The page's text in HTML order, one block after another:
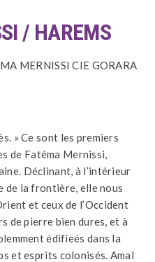
/ HAREMS
MERNISSI CIE GORARA
» Ce sont les premiers
de Fatéma Mernissi,
Déclinant, à l’intérieur
de la frontière, elle nous
et ceux de l’Occident
de pierre bien dures, et à
édifieés dans la
et esprits colonisés. Amal